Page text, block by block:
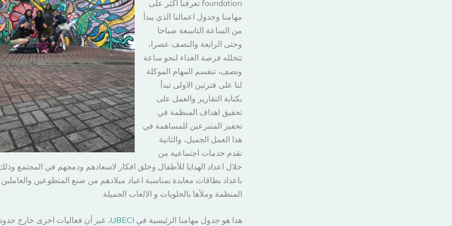
foundation تعرفنا أكثر على
مهامنا وجدول اعمالنا الذي يبدأ
من الساعة التاسعة صباحا
وحتى الرابعة والنصف عصرا،
تتخلله فرصة الغداء لنحو ساعة
ونصف، تنقسم المهام الموكلة
لنا على فترتين الاولى تبدأ
بكتابة التقارير والعمل على
تحقيق اهداف المنظمة في
تحفيز المتبرعين للمساهمة في
هذا العمل الجميل، والثانية
تقدم خدمات اجتماعية من
خلال اعداد الهدايا للأطفال وخلق افكار لاسعادهم ودمجهم في المجتمع
باعداد بطاقات معايدة بمناسبة اعياد ميلادهم من صنع المتطوعين
المنظمة وملأها بالحلويات و الالعاب الجميلة.
هذا هو جدول مهامنا الرئيسية في UBECI، غير أن فعاليات اخرى خارج